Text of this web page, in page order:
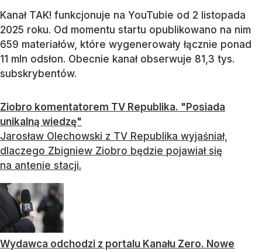
Kanał TAK! funkcjonuje na YouTubie od 2 listopada
2025 roku. Od momentu startu opublikowano na nim
659 materiałów, które wygenerowały łącznie ponad
11 mln odsłon. Obecnie kanał obserwuje 81,3 tys.
subskrybentów.
Ziobro komentatorem TV Republika. "Posiada
unikalną wiedzę"
Jarosław Olechowski z TV Republika wyjaśniał,
dlaczego Zbigniew Ziobro będzie pojawiał się
na antenie stacji.
Wydawca odchodzi z portalu Kanału Zero. Nowe